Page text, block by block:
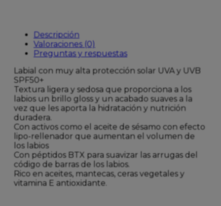
Descripción
Valoraciones (0)
Preguntas y respuestas
Labial con muy alta protección solar UVA y UVB
SPF50+
Textura ligera y sedosa que proporciona a los
labios un brillo gloss y un acabado suaves a la
vez que les aporta la hidratación y nutrición
duradera.
Con activos como el aceite de sésamo con efecto
lipo-rellenador que aumentan el volumen de
los labios
Con péptidos BTX para suavizar las arrugas del
código de barras de los labios.
Rico en aceites, mantecas, ceras vegetales y
vitamina E antioxidante.